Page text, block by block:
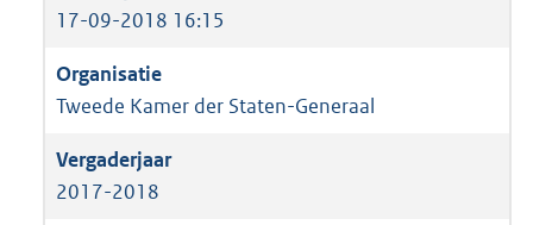
17-09-2018 16:15
Tweede Kamer der Staten-Generaal
2017-2018